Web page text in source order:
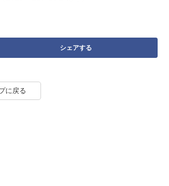
シェアする
に戻る